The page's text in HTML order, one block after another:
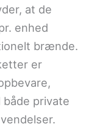
at de
enhed
brænde.
er
private